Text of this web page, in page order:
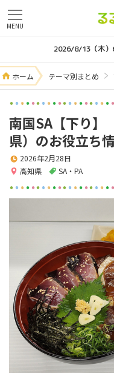
MENU
2026/8/13（木）
ホーム テーマ別まとめ
南国SA【下り】
県）のお役立ち
高知県 SA・PA
2026年2月28日